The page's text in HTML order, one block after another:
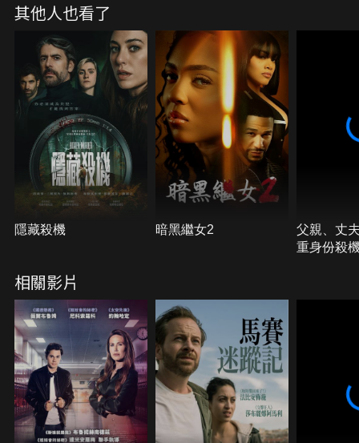
其他人也看了
隱藏殺機 暗黑繼女2
父親、丈
重身份殺
相關影片